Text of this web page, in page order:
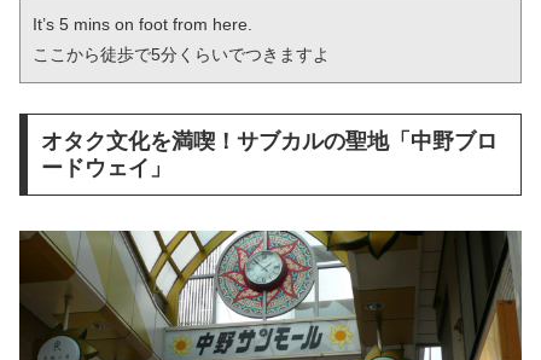
It’s 5 mins on foot from here.
ここから徒歩で5分くらいでつきますよ
オタク文化を満喫！サブカルの聖地「中野ブロ
ードウェイ」